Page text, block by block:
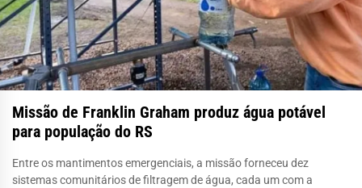
Missão de Franklin Graham produz água potável
para população do RS
Entre os mantimentos emergenciais, a missão forneceu dez
sistemas comunitários de filtragem de água, cada um com a